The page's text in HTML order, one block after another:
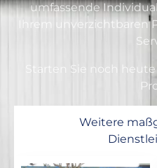
umfassende
Ihrem unverzichtbaren
Starten Sie noch
Weitere